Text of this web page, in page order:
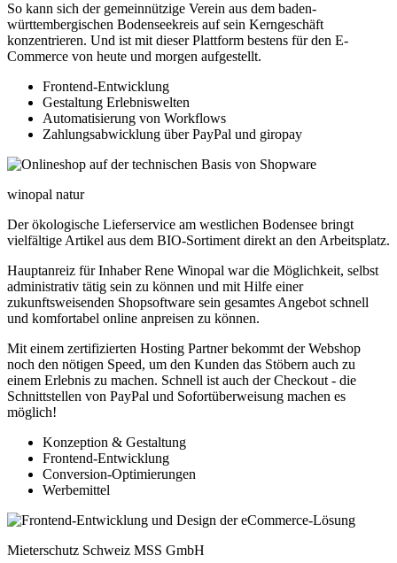
So kann sich der gemeinnützige Verein aus dem baden-
württembergischen Bodenseekreis auf sein Kerngeschäft
konzentrieren. Und ist mit dieser Plattform bestens für den E-
Commerce von heute und morgen aufgestellt.
Frontend-Entwicklung
Gestaltung Erlebniswelten
Automatisierung von Workflows
Zahlungsabwicklung über PayPal und giropay
winopal natur
Der ökologische Lieferservice am westlichen Bodensee bringt
vielfältige Artikel aus dem BIO-Sortiment direkt an den Arbeitsplatz.
Hauptanreiz für Inhaber Rene Winopal war die Möglichkeit, selbst
administrativ tätig sein zu können und mit Hilfe einer
zukunftsweisenden Shopsoftware sein gesamtes Angebot schnell
und komfortabel online anpreisen zu können.
Mit einem zertifizierten Hosting Partner bekommt der Webshop
noch den nötigen Speed, um den Kunden das Stöbern auch zu
einem Erlebnis zu machen. Schnell ist auch der Checkout - die
Schnittstellen von PayPal und Sofortüberweisung machen es
möglich!
Konzeption & Gestaltung
Frontend-Entwicklung
Conversion-Optimierungen
Werbemittel
Mieterschutz Schweiz MSS GmbH